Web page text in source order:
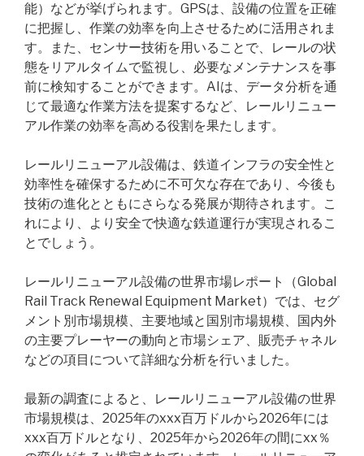
能）などが挙げられます。GPSは、設備の位置を正確
に把握し、作業の効率を向上させるために活用されま
す。また、センサー技術を用いることで、レールの状
態をリアルタイムで監視し、必要なメンテナンスを事
前に検知することができます。AIは、データ分析を通
じて最適な作業方法を提案するなど、レールリニュー
アル作業の効率を高める役割を果たします。
レールリニューアル設備は、鉄道インフラの安全性と
効率性を確保するために不可欠な存在であり、今後も
技術の進化とともにさらなる発展が期待されます。こ
れにより、より安全で快適な鉄道運行が実現されるこ
とでしょう。
レールリニューアル設備の世界市場レポート（Global
Rail Track Renewal Equipment Market）では、セグ
メント別市場規模、主要地域と国別市場規模、国内外
の主要プレーヤーの動向と市場シェア、販売チャネル
などの項目について詳細な分析を行いました。
最新の調査によると、レールリニューアル設備の世界
市場規模は、2025年のxxx百万ドルから2026年には
xxx百万ドルとなり、2025年から2026年の間にxx％